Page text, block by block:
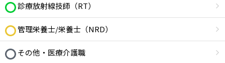
診療放射線技師（RT）
管理栄養士/栄養士（NRD）
その他・医療介護職